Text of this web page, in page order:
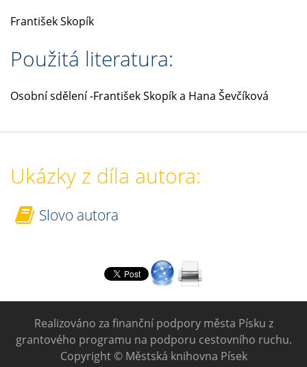
František Skopík
Použitá literatura:
Osobní sdělení -František Skopík a Hana Ševčíková
Ukázky z díla autora:
Slovo autora
Realizováno za finanční podpory města Písku z
grantového programu na podporu cestovního ruchu.
Copyright © Městská knihovna Písek